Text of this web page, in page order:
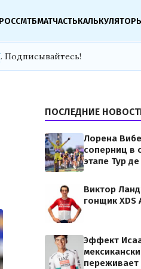
МТБМАТЧАСТЬ
. Подписывайтесь!
ПОСЛЕДНИЕ
Лорена
соперниц в
этапе Тур
Виктор
гонщик XDS
Эффект
переживает